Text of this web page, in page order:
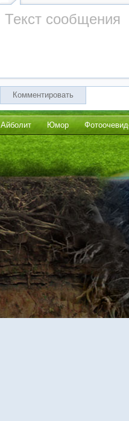
Комментировать
Айболит Юмор